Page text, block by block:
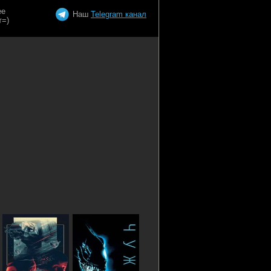
Наш Telegram канал